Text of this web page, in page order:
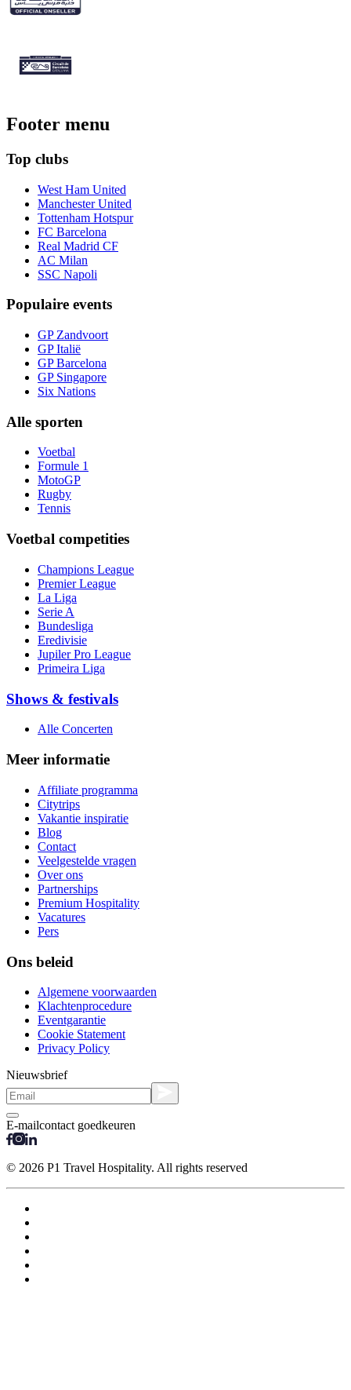
Footer menu
Top clubs
West Ham United
Manchester United
Tottenham Hotspur
FC Barcelona
Real Madrid CF
AC Milan
SSC Napoli
Populaire events
GP Zandvoort
GP Italië
GP Barcelona
GP Singapore
Six Nations
Alle sporten
Voetbal
Formule 1
MotoGP
Rugby
Tennis
Voetbal competities
Champions League
Premier League
La Liga
Serie A
Bundesliga
Eredivisie
Jupiler Pro League
Primeira Liga
Shows & festivals
Alle Concerten
Meer informatie
Affiliate programma
Citytrips
Vakantie inspiratie
Blog
Contact
Veelgestelde vragen
Over ons
Partnerships
Premium Hospitality
Vacatures
Pers
Ons beleid
Algemene voorwaarden
Klachtenprocedure
Eventgarantie
Cookie Statement
Privacy Policy
Nieuwsbrief
E-mailcontact goedkeuren
© 2026 P1 Travel Hospitality. All rights reserved